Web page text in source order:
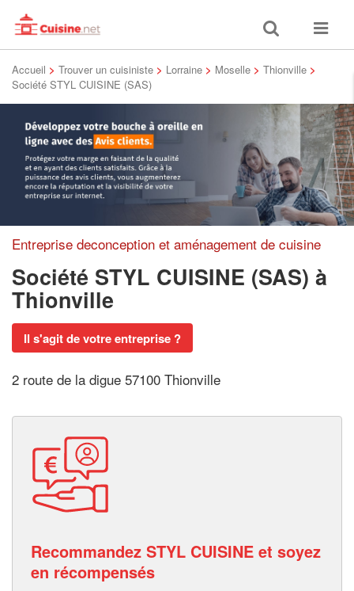
Toggle
search
Toggle
Accueil > Trouver un cuisiniste > Lorraine > Moselle > Thionville >
Société STYL CUISINE (SAS)
Entreprise deconception et aménagement de cuisine
Société STYL CUISINE (SAS) à
Thionville
Il s'agit de votre entreprise ?
2 route de la digue 57100 Thionville
Recommandez STYL CUISINE et soyez
en récompensés